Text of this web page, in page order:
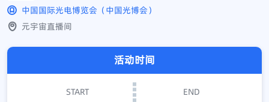
中国国际光电博览会（中国光博会）
元宇宙直播间
活动时间
START END